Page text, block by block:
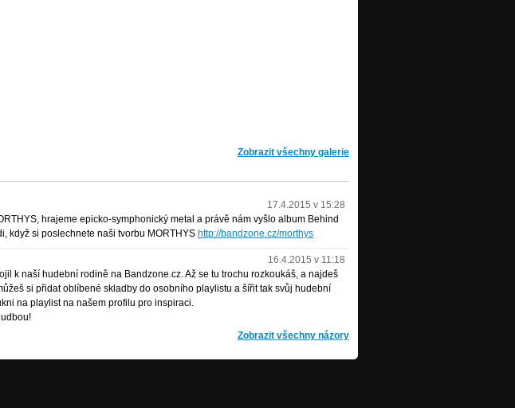
Zobrazit všechny galerie
17.4.2015 v 15:28
hrajeme epicko-symphonický metal a právě nám vyšlo album Behind
když si poslechnete naši tvorbu MORTHYS http://bandzone.cz/morthys
16.4.2015 v 11:18
k naší hudební rodině na Bandzone.cz. Až se tu trochu rozkoukáš, a najdeš
si přidat oblíbené skladby do osobního playlistu a šířit tak svůj hudební
na playlist na našem profilu pro inspiraci.
Zobrazit všechny názory